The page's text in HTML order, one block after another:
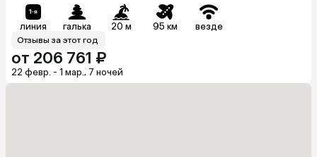
линия галька 20 м 95 км везде
Отзывы за этот год
от 206 761 ₽
22 февр. - 1 мар., 7 ночей